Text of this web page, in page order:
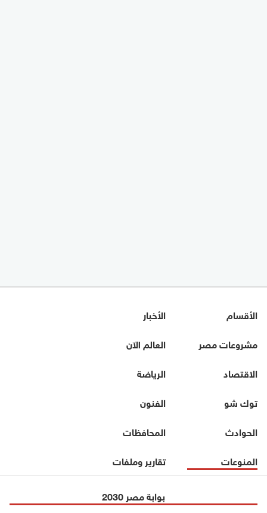
الأقسام
الأخبار
مشروعات مصر
العالم الآن
الاقتصاد
الرياضة
توك شو
الفنون
الحوادث
المحافظات
المنوعات
تقارير وملفات
بوابة مصر 2030